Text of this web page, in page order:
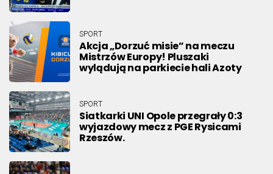
SPORT
Akcja „Dorzuć misie” na meczu
Mistrzów Europy! Pluszaki
wylądują na parkiecie hali Azoty
SPORT
Siatkarki UNI Opole przegrały 0:3
wyjazdowy mecz z PGE Rysicami
Rzeszów.